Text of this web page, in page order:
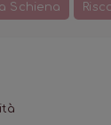
Schiena